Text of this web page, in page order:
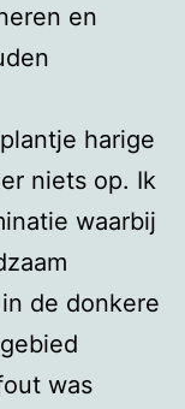
en
harige
niets op. Ik
waarbij
de donkere
was